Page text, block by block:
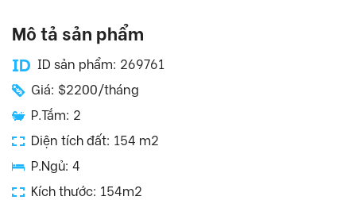
Mô tả sản phẩm
ID sản phẩm: 269761
Giá: $2200/tháng
P.Tắm: 2
Diện tích đất: 154 m2
P.Ngủ: 4
Kích thước: 154m2